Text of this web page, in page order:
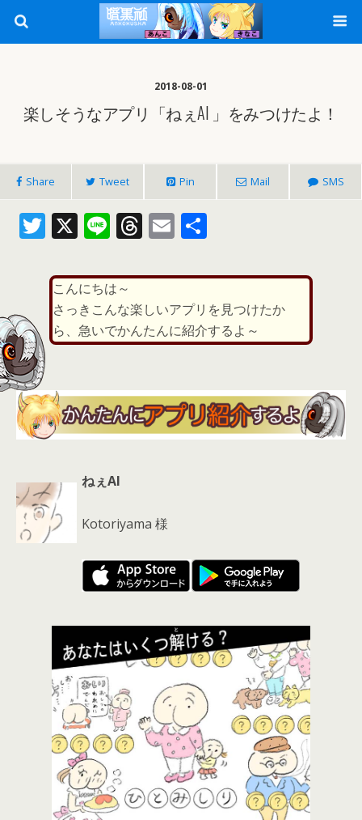
2018-08-01
楽しそうなアプリ「ねぇAI 」をみつけたよ！
Share Tweet Pin Mail SMS
T
itt
er
X Li
e
T
re
a
d
s
E
ai
l
こんにちは～
さっきこんな楽しいアプリを見つけたか
ら、急いでかんたんに紹介するよ～
ねぇAI
Kotoriyama 様